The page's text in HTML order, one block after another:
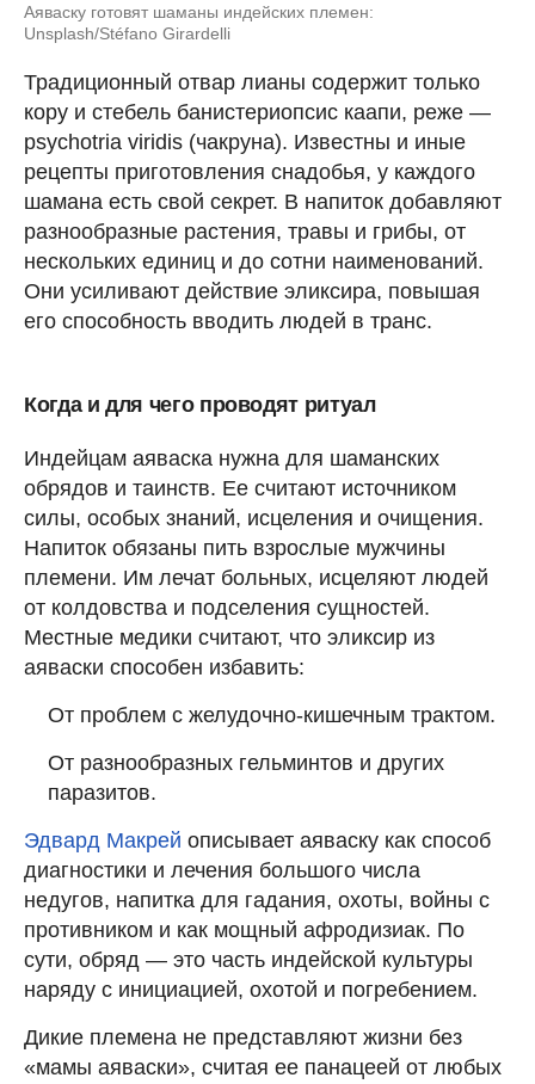
Аяваску готовят шаманы индейских племен:
Unsplash/Stéfano Girardelli
Традиционный отвар лианы содержит только
кору и стебель банистериопсис каапи, реже —
psychotria viridis (чакруна). Известны и иные
рецепты приготовления снадобья, у каждого
шамана есть свой секрет. В напиток добавляют
разнообразные растения, травы и грибы, от
нескольких единиц и до сотни наименований.
Они усиливают действие эликсира, повышая
его способность вводить людей в транс.
Когда и для чего проводят ритуал
Индейцам аяваска нужна для шаманских
обрядов и таинств. Ее считают источником
силы, особых знаний, исцеления и очищения.
Напиток обязаны пить взрослые мужчины
племени. Им лечат больных, исцеляют людей
от колдовства и подселения сущностей.
Местные медики считают, что эликсир из
аяваски способен избавить:
От проблем с желудочно-кишечным трактом.
От разнообразных гельминтов и других
паразитов.
Эдвард Макрей описывает аяваску как способ
диагностики и лечения большого числа
недугов, напитка для гадания, охоты, войны с
противником и как мощный афродизиак. По
сути, обряд — это часть индейской культуры
наряду с инициацией, охотой и погребением.
Дикие племена не представляют жизни без
«мамы аяваски», считая ее панацеей от любых